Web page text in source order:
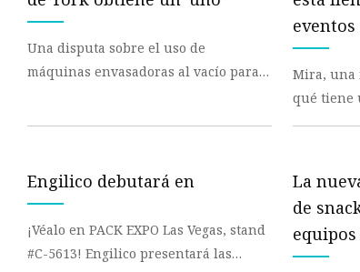
Una disputa sobre el uso de
máquinas envasadoras al vacío para
eventos
Mira, una
qué tiene
verde? Algo sobre "dos días". No sé
Engilico debutará en
¡Véalo en PACK EXPO Las Vegas, stand
#C-5613! Engilico presentará las
La
de
equipos